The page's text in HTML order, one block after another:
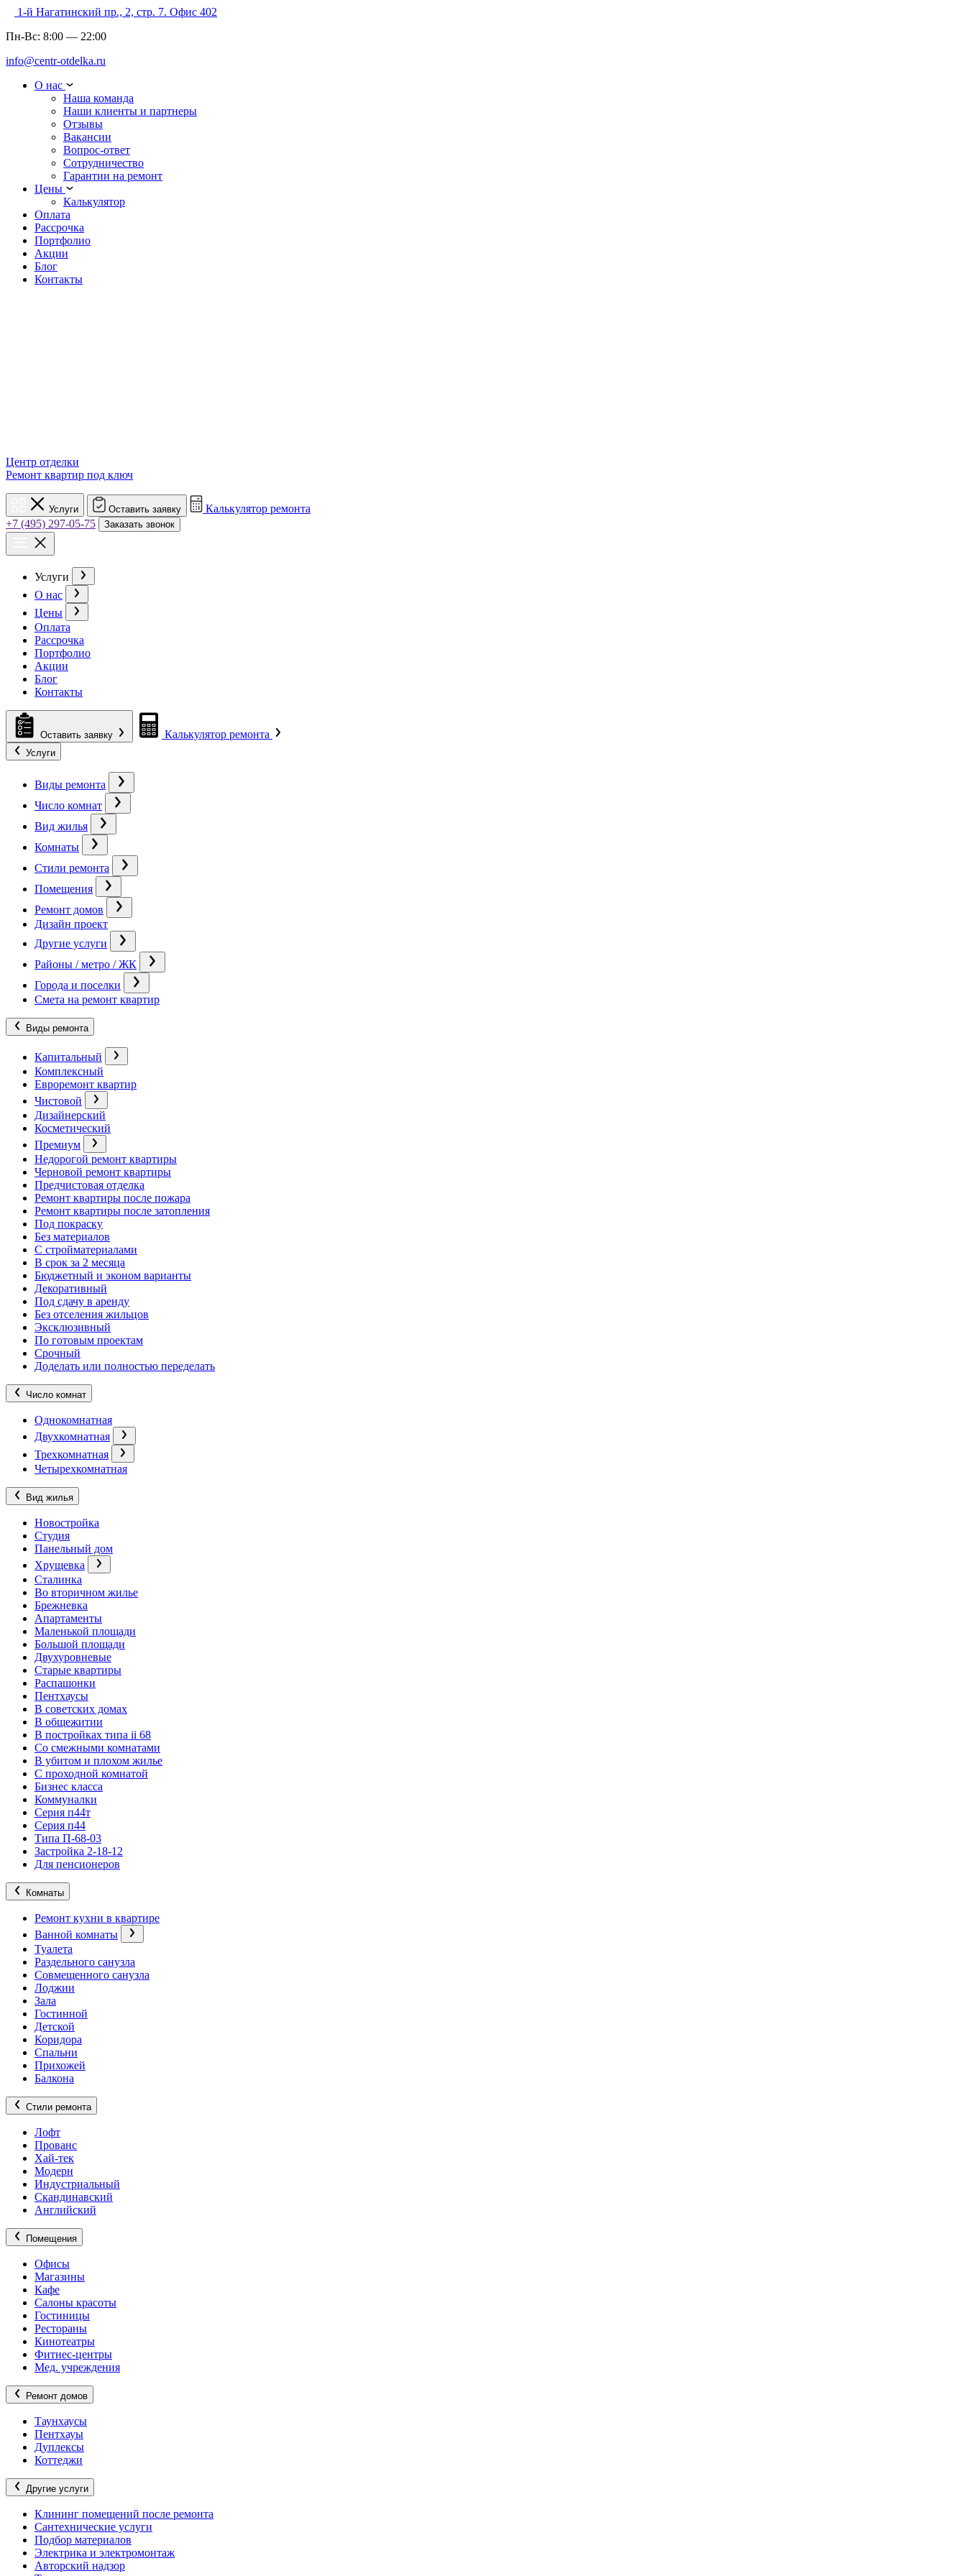
1-й Нагатинский пр., 2, стр. 7. Офис 402
Пн-Вс: 8:00 — 22:00
info@centr-otdelka.ru
О нас
Наша команда
Наши клиенты и партнеры
Отзывы
Вакансии
Вопрос-ответ
Сотрудничество
Гарантии на ремонт
Цены
Калькулятор
Оплата
Рассрочка
Портфолио
Акции
Блог
Контакты
Центр отделки
Ремонт квартир под ключ
Услуги Оставить заявку
Калькулятор ремонта
+7 (495) 297-05-75
Заказать звонок
Услуги
О нас
Цены
Оплата
Рассрочка
Портфолио
Акции
Блог
Контакты
Оставить заявку Калькулятор ремонта
Услуги
Виды ремонта
Число комнат
Вид жилья
Комнаты
Стили ремонта
Помещения
Ремонт домов
Дизайн проект
Другие услуги
Районы / метро / ЖК
Города и поселки
Смета на ремонт квартир
Виды ремонта
Капитальный
Комплексный
Евроремонт квартир
Чистовой
Дизайнерский
Косметический
Премиум
Недорогой ремонт квартиры
Черновой ремонт квартиры
Предчистовая отделка
Ремонт квартиры после пожара
Ремонт квартиры после затопления
Под покраску
Без материалов
С стройматериалами
В срок за 2 месяца
Бюджетный и эконом варианты
Декоративный
Под сдачу в аренду
Без отселения жильцов
Эксклюзивный
По готовым проектам
Срочный
Доделать или полностью переделать
Число комнат
Однокомнатная
Двухкомнатная
Трехкомнатная
Четырехкомнатная
Вид жилья
Новостройка
Студия
Панельный дом
Хрущевка
Сталинка
Во вторичном жилье
Брежневка
Апартаменты
Маленькой площади
Большой площади
Двухуровневые
Старые квартиры
Распашонки
Пентхаусы
В советских домах
В общежитии
В постройках типа ii 68
Со смежными комнатами
В убитом и плохом жилье
С проходной комнатой
Бизнес класса
Коммуналки
Серия п44т
Серия п44
Типа П-68-03
Застройка 2-18-12
Для пенсионеров
Комнаты
Ремонт кухни в квартире
Ванной комнаты
Туалета
Раздельного санузла
Совмещенного санузла
Лоджии
Зала
Гостинной
Детской
Коридора
Спальни
Прихожей
Балкона
Стили ремонта
Лофт
Прованс
Хай-тек
Модерн
Индустриальный
Скандинавский
Английский
Помещения
Офисы
Магазины
Кафе
Салоны красоты
Гостиницы
Рестораны
Кинотеатры
Фитнес-центры
Мед. учреждения
Ремонт домов
Таунхаусы
Пентхауы
Дуплексы
Коттеджи
Другие услуги
Клининг помещений после ремонта
Сантехнические услуги
Подбор материалов
Электрика и электромонтаж
Авторский надзор